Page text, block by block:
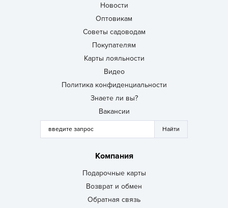
Новости
Оптовикам
Советы садоводам
Покупателям
Карты лояльности
Видео
Политика конфиденциальности
Знаете ли вы?
Вакансии
Компания
Подарочные карты
Возврат и обмен
Обратная связь